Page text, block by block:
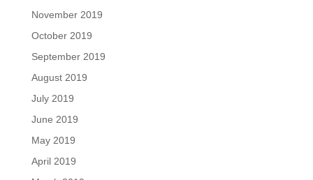
November 2019
October 2019
September 2019
August 2019
July 2019
June 2019
May 2019
April 2019